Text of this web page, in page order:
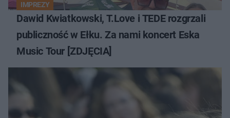
IMPREZY
Dawid Kwiatkowski, T.Love i TEDE rozgrzali
publiczność w Ełku. Za nami koncert Eska
Music Tour [ZDJĘCIA]